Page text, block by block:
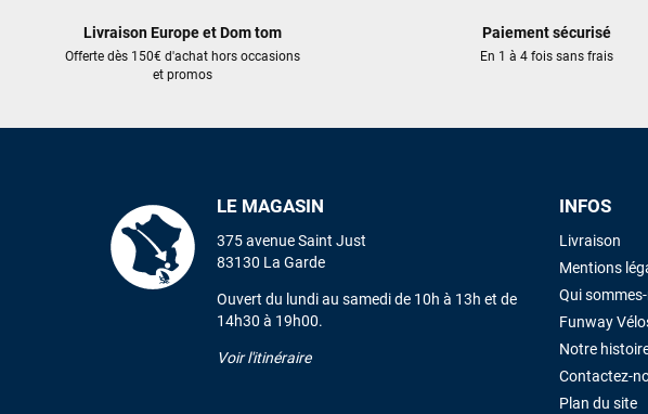
Livraison Europe et Dom tom
Offerte dès 150€ d'achat hors occasions
et promos
Paiement sécurisé
En 1 à 4 fois sans frais
LE MAGASIN
375 avenue Saint Just
83130 La Garde
Ouvert du lundi au samedi de 10h à 13h et de
14h30 à 19h00.
Voir l'itinéraire
INFOS
Livraison
Mentions
Qui
Funway
Notre
Contactez-
Plan du site
Cela faisait 6 mois
trouvé une pépite à
excellent prix et en
été rapide. La voile
VOIR TOUS LES